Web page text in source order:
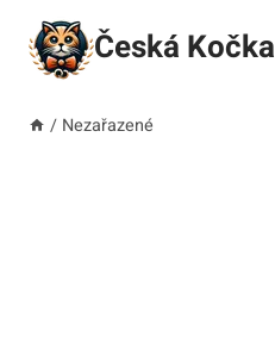
Přeskočit
obsah
Česká Kočka
/ Nezařazené